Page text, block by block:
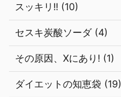
スッキリ!! (10)
セスキ炭酸ソーダ (4)
その原因、Xにあり! (1)
ダイエットの知恵袋 (19)